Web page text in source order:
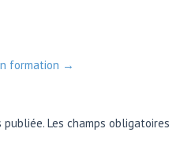
formation →
publiée. Les champs obligatoires